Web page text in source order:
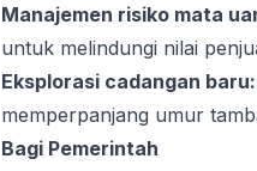
Manajemen risiko mata
untuk melindungi nilai
Eksplorasi cadangan baru:
memperpanjang umur
Bagi Pemerintah